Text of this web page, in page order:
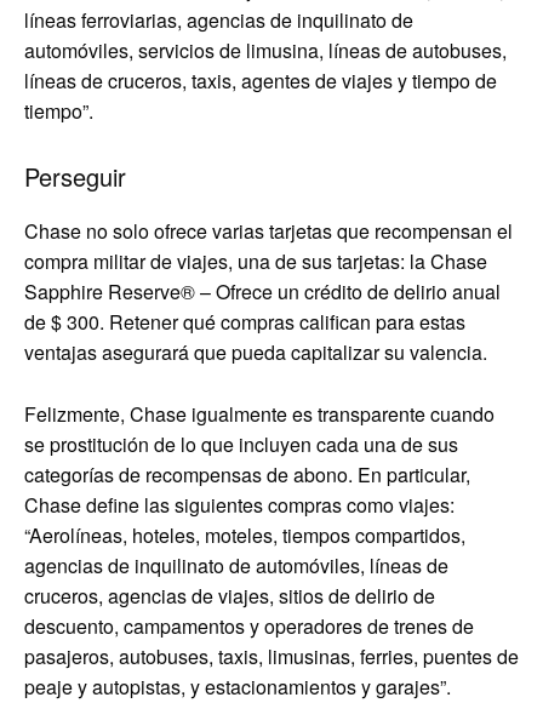
líneas ferroviarias, agencias de inquilinato de
automóviles, servicios de limusina, líneas de autobuses,
líneas de cruceros, taxis, agentes de viajes y tiempo de
tiempo”.
Perseguir
Chase no solo ofrece varias tarjetas que recompensan el
compra militar de viajes, una de sus tarjetas: laChase
Sapphire Reserve®– Ofrece un crédito de delirio anual
de $ 300. Retener qué compras califican para estas
ventajas asegurará que pueda capitalizar su valencia.
Felizmente, Chase igualmente es transparente cuando
se prostitución de lo que incluyen cada una de sus
categorías de recompensas de abono. En particular,
Chase define las siguientes compras como viajes:
“Aerolíneas, hoteles, moteles, tiempos compartidos,
agencias de inquilinato de automóviles, líneas de
cruceros, agencias de viajes, sitios de delirio de
descuento, campamentos y operadores de trenes de
pasajeros, autobuses, taxis, limusinas, ferries, puentes de
peaje y autopistas, y estacionamientos y garajes”.